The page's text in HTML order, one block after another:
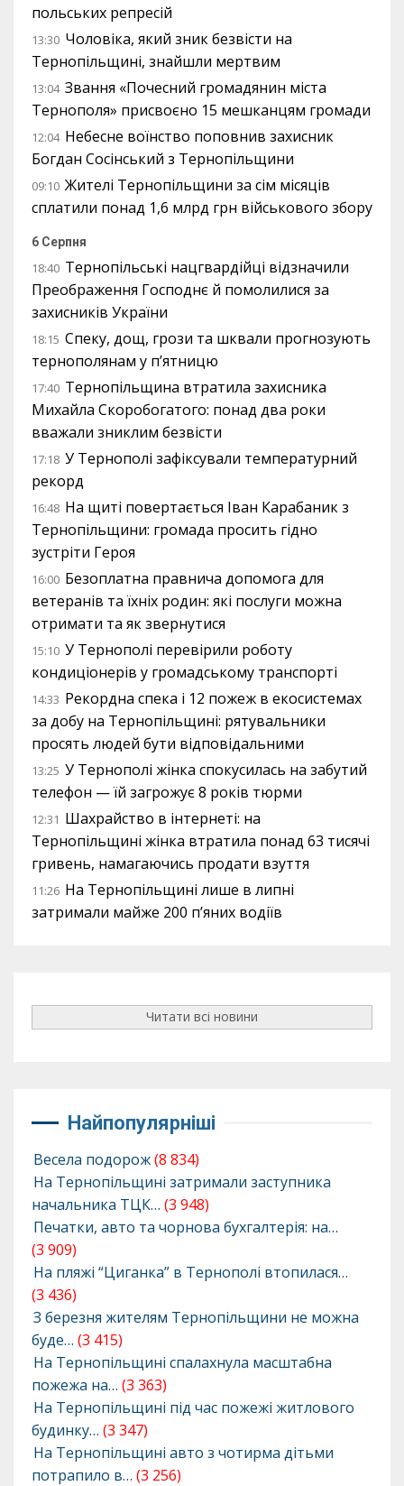
польських репресій
13:30 Чоловіка, який зник безвісти на
Тернопільщині, знайшли мертвим
13:04 Звання «Почесний громадянин міста
Тернополя» присвоєно 15 мешканцям громади
12:04 Небесне воїнство поповнив захисник
Богдан Сосінський з Тернопільщини
09:10 Жителі Тернопільщини за сім місяців
сплатили понад 1,6 млрд грн військового збору
6 Серпня
18:40 Тернопільські нацгвардійці відзначили
Преображення Господнє й помолилися за
захисників України
18:15 Спеку, дощ, грози та шквали прогнозують
тернополянам у п’ятницю
17:40 Тернопільщина втратила захисника
Михайла Скоробогатого: понад два роки
вважали зниклим безвісти
17:18 У Тернополі зафіксували температурний
рекорд
16:48 На щиті повертається Іван Карабаник з
Тернопільщини: громада просить гідно
зустріти Героя
16:00 Безоплатна правнича допомога для
ветеранів та їхніх родин: які послуги можна
отримати та як звернутися
15:10 У Тернополі перевірили роботу
кондиціонерів у громадському транспорті
14:33 Рекордна спека і 12 пожеж в екосистемах
за добу на Тернопільщині: рятувальники
просять людей бути відповідальними
13:25 У Тернополі жінка спокусилась на забутий
телефон — їй загрожує 8 років тюрми
12:31 Шахрайство в інтернеті: на
Тернопільщині жінка втратила понад 63 тисячі
гривень, намагаючись продати взуття
11:26 На Тернопільщині лише в липні
затримали майже 200 п’яних водіїв
Читати всі новини
Найпопулярніші
Весела подорож(8 834)
На Тернопільщині затримали заступника
начальника ТЦК… (3 948)
Печатки, авто та чорнова бухгалтерія: на…
(3 909)
На пляжі “Циганка” в Тернополі втопилася…
(3 436)
З березня жителям Тернопільщини не можна
буде… (3 415)
На Тернопільщині спалахнула масштабна
пожежа на… (3 363)
На Тернопільщині під час пожежі житлового
будинку… (3 347)
На Тернопільщині авто з чотирма дітьми
потрапило в… (3 256)